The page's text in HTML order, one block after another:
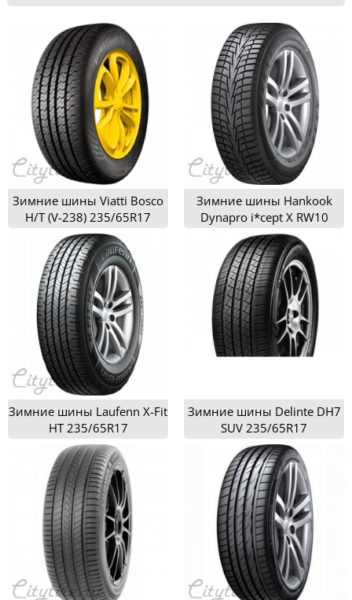
Зимние шины Viatti Bosco
H/T (V-238) 235/65R17
Зимние шины Hankook
Dynapro i*cept X RW10
235/65R17
Зимние шины Laufenn X-Fit
HT 235/65R17
Зимние шины Delinte DH7
SUV 235/65R17